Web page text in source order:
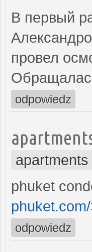
В первый
провел
odpowiedz
phuket
odpowiedz